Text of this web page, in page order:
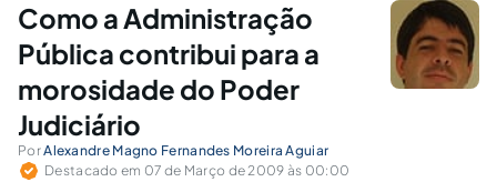
Como a Administração
Pública contribui para a
morosidade do Poder
Judiciário
PorAlexandre Magno Fernandes Moreira Aguiar
Destacado em 07 de Março de 2009 às 00:00